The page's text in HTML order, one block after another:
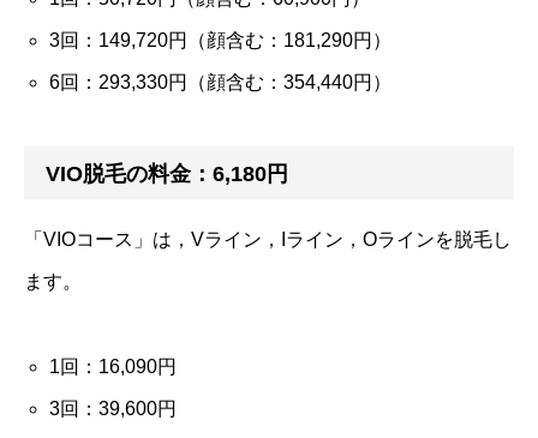
3回：149,720円（顔含む：181,290円）
6回：293,330円（顔含む：354,440円）
VIO脱毛の料金：6,180円
「VIOコース」は，Vライン，Iライン，Oラインを脱毛し
ます。
1回：16,090円
3回：39,600円